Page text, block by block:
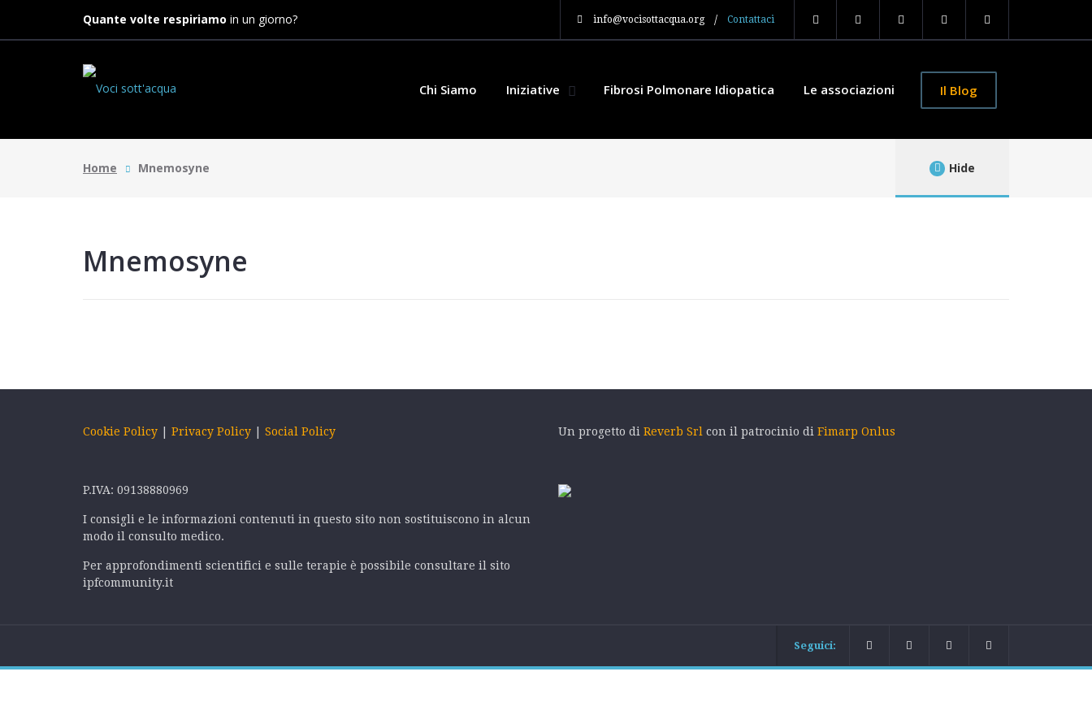
Quante volte respiriamo in un giorno? info@vocisottacqua.org / Contattaci
Chi Siamo Iniziative Fibrosi Polmonare Idiopatica Le associazioni Il Blog
Home Mnemosyne Hide
Mnemosyne
Cookie Policy Privacy Policy Social Policy
P.IVA: 09138880969
I consigli e le informazioni contenuti in questo sito non sostituiscono in alcun
modo il consulto medico.
Per approfondimenti scientifici e sulle terapie è possibile consultare il sito
ipfcommunity.it
Un progetto di Reverb Srl con il patrocinio di Fimarp Onlus
Seguici: